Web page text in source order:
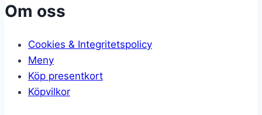
Om oss
Cookies & Integritetspolicy
Meny
Köp presentkort
Köpvilkor